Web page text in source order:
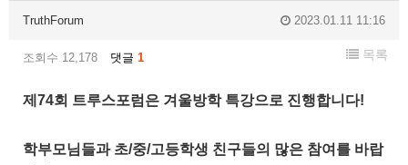
TruthForum 2023.01.11 11:16
조회수 12,178 댓글 1 목록
제74회 트루스포럼은 겨울방학 특강으로 진행합니다!
학부모님들과 초/중/고등학생 친구들의 많은 참여를 바랍